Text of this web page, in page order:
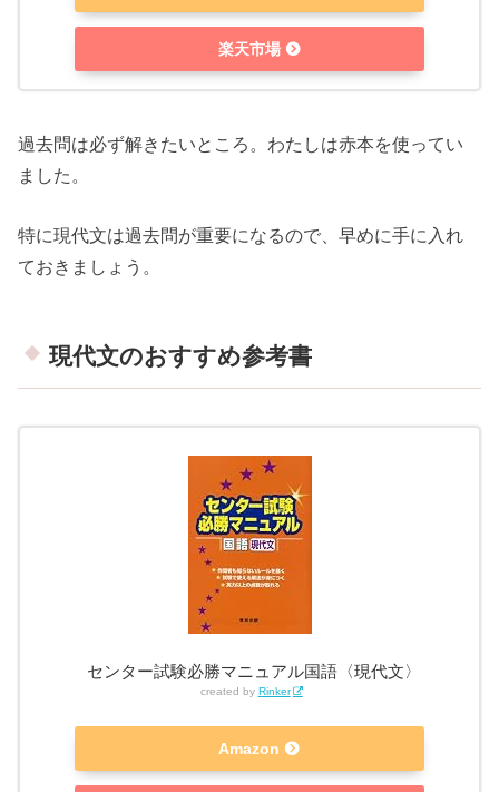
楽天市場
過去問は必ず解きたいところ。わたしは赤本を使ってい
ました。
特に現代文は過去問が重要になるので、早めに手に入れ
ておきましょう。
現代文のおすすめ参考書
センター試験必勝マニュアル国語〈現代文〉
created by Rinker
Amazon